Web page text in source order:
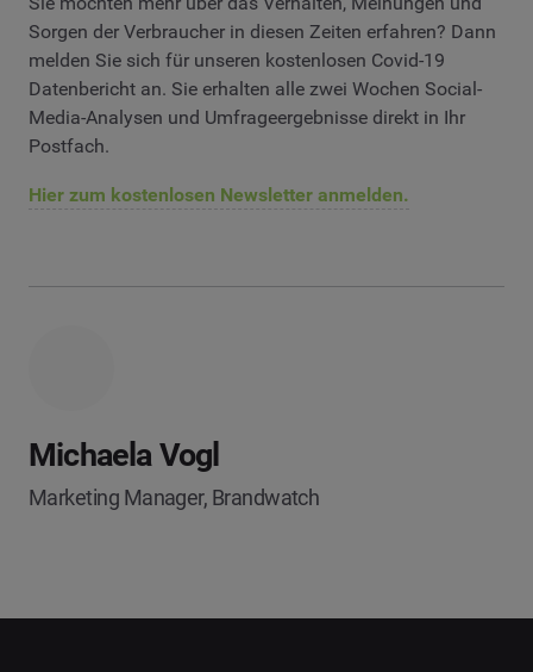
Sorgen der Verbraucher in diesen Zeiten erfahren? Dann
melden Sie sich für unseren kostenlosen Covid-19
Datenbericht an. Sie erhalten alle zwei Wochen Social-
Media-Analysen und Umfrageergebnisse direkt in Ihr
Postfach.
Hier zum kostenlosen Newsletter anmelden.
Michaela Vogl
Marketing Manager, Brandwatch